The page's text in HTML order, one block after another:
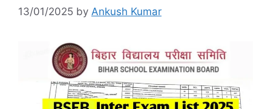
13/01/2025 by Ankush Kumar